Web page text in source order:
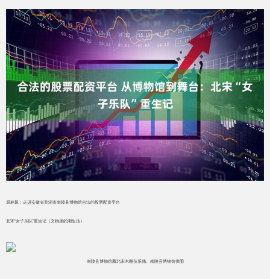
原标题：走进安徽省芜湖市南陵县博物馆合法的股票配资平台
北宋“女子乐队”重生记（文物里的潮生活）
南陵县博物馆藏北宋木雕伎乐俑。南陵县博物馆供图